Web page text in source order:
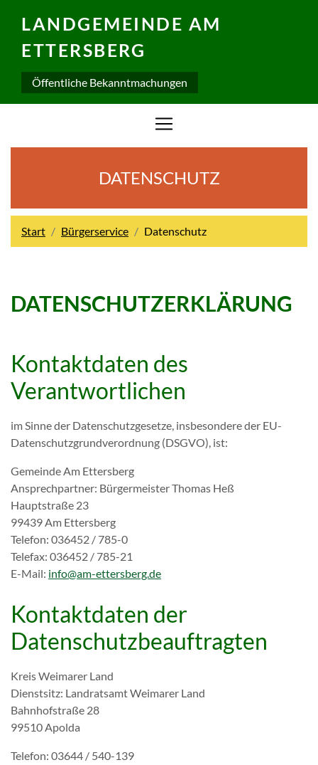
LANDGEMEINDE AM
ETTERSBERG
Öffentliche Bekanntmachungen
DATENSCHUTZ
Start Bürgerservice Datenschutz
DATENSCHUTZERKLÄRUNG
Kontaktdaten des
Verantwortlichen
im Sinne der Datenschutzgesetze, insbesondere der EU-
Datenschutzgrundverordnung (DSGVO), ist:
Gemeinde Am Ettersberg
Ansprechpartner: Bürgermeister Thomas Heß
Hauptstraße 23
99439 Am Ettersberg
Telefon: 036452 / 785-0
Telefax: 036452 / 785-21
E-Mail: info@am-ettersberg.de
Kontaktdaten der
Datenschutzbeauftragten
Kreis Weimarer Land
Dienstsitz: Landratsamt Weimarer Land
Bahnhofstraße 28
99510 Apolda
Telefon: 03644 / 540-139